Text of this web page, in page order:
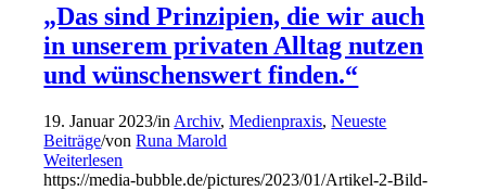
„Das sind Prinzipien, die wir auch
in unserem privaten Alltag nutzen
und wünschenswert finden.“
19. Januar 2023/in Archiv,Medienpraxis,Neueste
Beiträge/vonRuna Marold
Weiterlesen
https://media-bubble.de/pictures/2023/01/Artikel-2-Bild-